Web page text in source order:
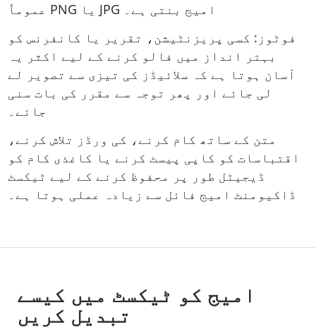
عموماً PNG یا JPG امیج بنتی ہے۔
فوٹوز: کسی پریزنٹیشن، تقریر یا کانفرنس کو
بہتر انداز میں فالو کرنے کے لیے اکثر یہ
آسان ہوتا ہے کہ سلائیڈز کی تیزی سے تصویر لے
لی جائے اور پھر توجہ سے مقرر کی بات سنی
جائے۔
متن کے ساتھ کام کرنے، کی ورڈز تلاش کرنے،
اقتباسات کو کاپی پیسٹ کرنے یا کاغذی کام کو
ڈیجیٹل طور پر محفوظ کرنے کے لیے ٹیکسٹ
ڈاکیومنٹ امیج فائل سے زیادہ عملی ہوتا ہے۔
امیج کو ٹیکسٹ میں کیسے
تبدیل کریں